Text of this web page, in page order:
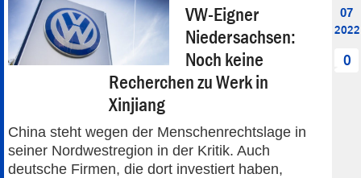
VW-Eigner
Niedersachsen:
Noch keine
Recherchen zu Werk in
Xinjiang
China steht wegen der Menschenrechtslage in
seiner Nordwestregion in der Kritik. Auch
deutsche Firmen, die dort investiert haben,
07
2022
0